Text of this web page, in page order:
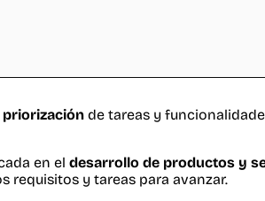
priorización de tareas y
en eldesarrollo de productos y
requisitos y tareas para avanzar.